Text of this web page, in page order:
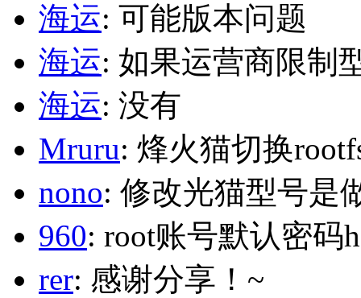
海运: 可能版本问题
海运: 如果运营商限制
海运: 没有
Mruru: 烽火猫切换
nono: 修改光猫型号是
960: root账号默认密码
rer: 感谢分享！~